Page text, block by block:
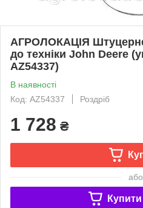
АГРОЛОКАЦІЯ
до техніки John Deere
AZ54337)
В наявності
Код: AZ54337
Роздріб
1 728 ₴
або
Купити